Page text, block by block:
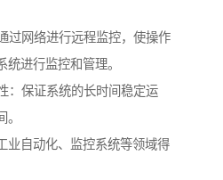
过网络进行远程监控，使操作
进行监控和管理。
：保证系统的长时间稳定运
业自动化、监控系统等领域得